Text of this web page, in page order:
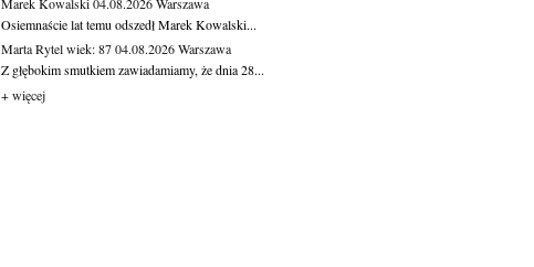
Osiemnaście lat temu odszedł Marek Kowalski...
Marta Rytelwiek: 8704.08.2026Warszawa
Z głębokim smutkiem zawiadamiamy, że dnia 28...
+ więcej